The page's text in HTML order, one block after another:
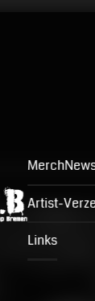
Merch
Artist-
Links